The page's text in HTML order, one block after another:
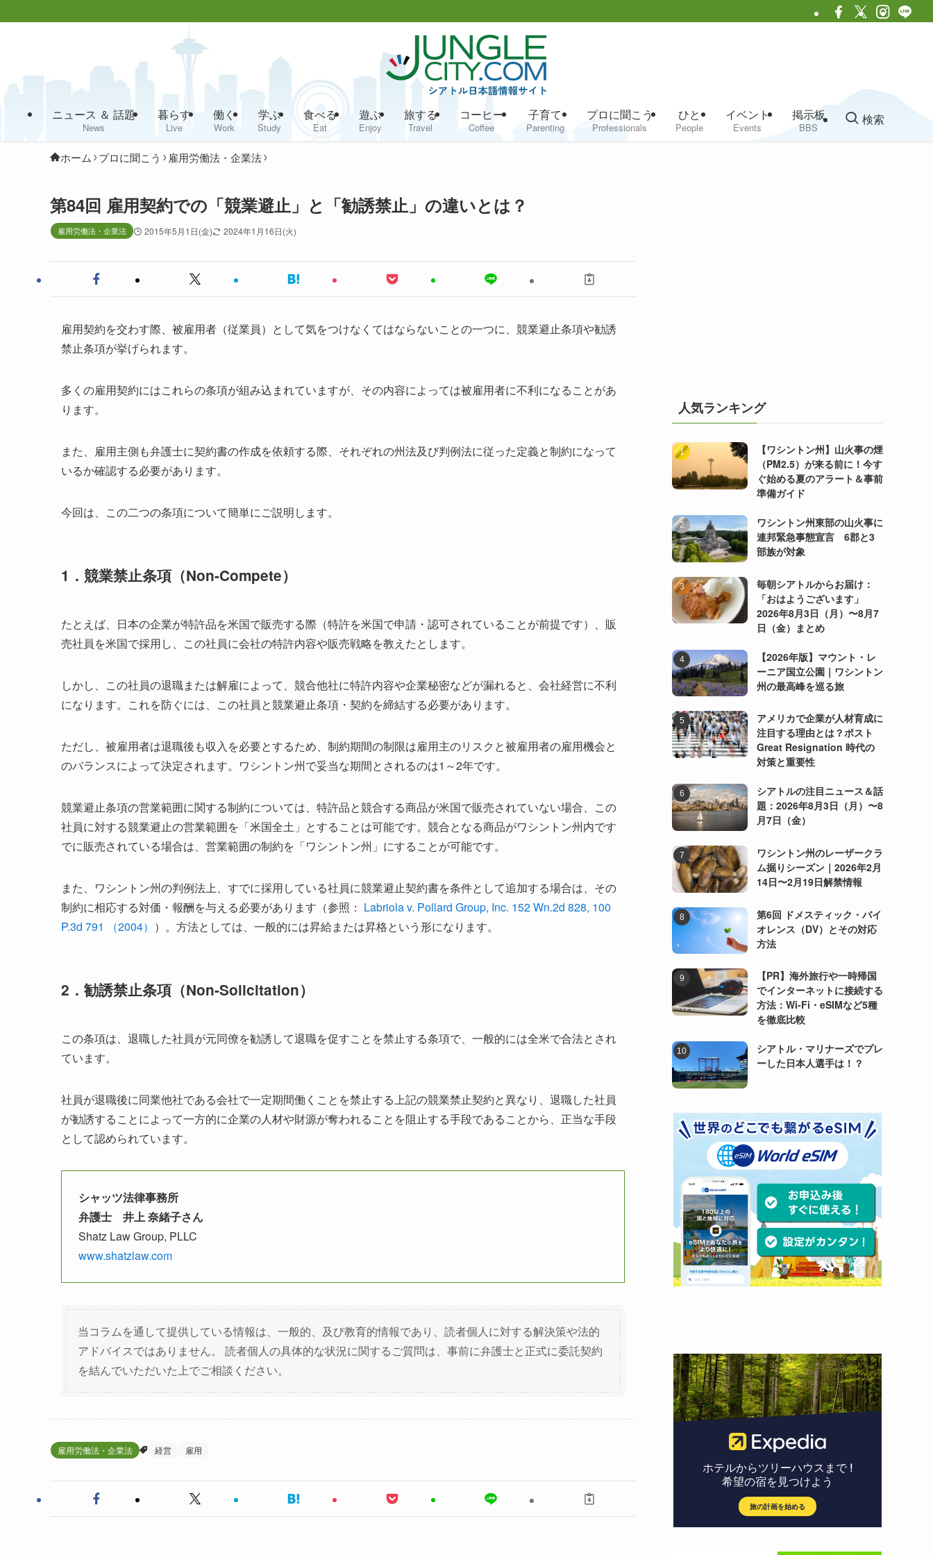
ニュース ＆ 話題
News
暮らす
Live
働く
Work
学ぶ
Study
食べる
Eat
遊ぶ
Enjoy
旅する
Travel
コーヒー
Coffee
子育て
Parenting
プロに聞こう
Professionals
ひと
People
イベント
Events
掲示板
BBS
検索
ホーム プロに聞こう 雇用労働法・企業法
第84回 雇用契約での「競業避止」と「勧誘禁止」の違いとは？
雇用労働法・企業法 2015年5月1日(金) 2024年1月16日(火)
雇用契約を交わす際、被雇用者（従業員）として気をつけなくてはならないことの一つに、競業避止条項や勧誘
禁止条項が挙げられます。
多くの雇用契約にはこれらの条項が組み込まれていますが、その内容によっては被雇用者に不利になることがあ
ります。
また、雇用主側も弁護士に契約書の作成を依頼する際、それぞれの州法及び判例法に従った定義と制約になって
いるか確認する必要があります。
今回は、この二つの条項について簡単にご説明します。
1．競業禁止条項（Non-Compete）
たとえば、日本の企業が特許品を米国で販売する際（特許を米国で申請・認可されていることが前提です）、販
売社員を米国で採用し、この社員に会社の特許内容や販売戦略を教えたとします。
しかし、この社員の退職または解雇によって、競合他社に特許内容や企業秘密などが漏れると、会社経営に不利
になります。これを防ぐには、この社員と競業避止条項・契約を締結する必要があります。
ただし、被雇用者は退職後も収入を必要とするため、制約期間の制限は雇用主のリスクと被雇用者の雇用機会と
のバランスによって決定されます。ワシントン州で妥当な期間とされるのは1～2年です。
競業避止条項の営業範囲に関する制約については、特許品と競合する商品が米国で販売されていない場合、この
社員に対する競業避止の営業範囲を「米国全土」とすることは可能です。競合となる商品がワシントン州内です
でに販売されている場合は、営業範囲の制約を「ワシントン州」にすることが可能です。
また、ワシントン州の判例法上、すでに採用している社員に競業避止契約書を条件として追加する場合は、その
制約に相応する対価・報酬を与える必要があります（参照： Labriola v. Pollard Group, Inc. 152 Wn.2d 828, 100
P.3d 791 （2004） ）。方法としては、一般的には昇給または昇格という形になります。
2．勧誘禁止条項（Non-Solicitation）
この条項は、退職した社員が元同僚を勧誘して退職を促すことを禁止する条項で、一般的には全米で合法とされ
ています。
社員が退職後に同業他社である会社で一定期間働くことを禁止する上記の競業禁止契約と異なり、退職した社員
が勧誘することによって一方的に企業の人材や財源が奪われることを阻止する手段であることから、正当な手段
として認められています。
シャッツ法律事務所
弁護士 井上 奈緒子さん
Shatz Law Group, PLLC
www.shatzlaw.com
当コラムを通して提供している情報は、一般的、及び教育的情報であり、読者個人に対する解決策や法的
アドバイスではありません。 読者個人の具体的な状況に関するご質問は、事前に弁護士と正式に委託契約
を結んでいただいた上でご相談ください。
雇用労働法・企業法 経営 雇用
人気ランキング
【ワシントン州】山火事の煙
（PM2.5）が来る前に！今す
ぐ始める夏のアラート＆事前
準備ガイド
ワシントン州東部の山火事に
連邦緊急事態宣言 6郡と3
部族が対象
毎朝シアトルからお届け：
「おはようございます」
2026年8月3日（月）〜8月7
日（金）まとめ
【2026年版】マウント・レ
ーニア国立公園｜ワシントン
州の最高峰を巡る旅
アメリカで企業が人材育成に
注目する理由とは？ポスト
Great Resignation 時代の
対策と重要性
シアトルの注目ニュース＆話
題：2026年8月3日（月）〜8
月7日（金）
ワシントン州のレーザークラ
ム掘りシーズン｜2026年2月
14日〜2月19日解禁情報
第6回 ドメスティック・バイ
オレンス（DV）とその対応
方法
【PR】海外旅行や一時帰国
でインターネットに接続する
方法：Wi-Fi・eSIMなど5種
を徹底比較
シアトル・マリナーズでプレ
ーした日本人選手は！？